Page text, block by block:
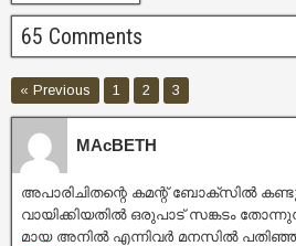
65 Comments
« Previous 1 2 3
MAcBETH
അപാരിചിതന്റെ കമന്റ്‌ ബോക്സിൽ കണ്ടു
വായിക്കിയതിൽ ഒരുപാട് സങ്കടം
മായ അനിൽ എന്നിവർ മനസിൽ